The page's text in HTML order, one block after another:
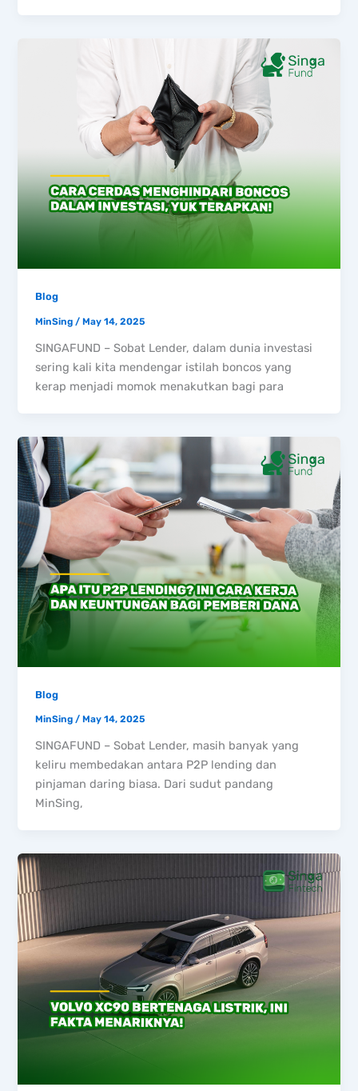
Blog
MinSing/May 14, 2025
SINGAFUND – Sobat Lender, dalam dunia investasi
sering kali kita mendengar istilah boncos yang
kerap menjadi momok menakutkan bagi para
Blog
MinSing/May 14, 2025
SINGAFUND – Sobat Lender, masih banyak yang
keliru membedakan antara P2P lending dan
pinjaman daring biasa. Dari sudut pandang
MinSing,